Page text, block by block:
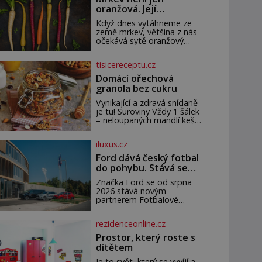
oranžová. Její
neuvěřitelný příběh
začíná fialovou barvou
Když dnes vytáhneme ze
země mrkev, většina z nás
očekává sytě oranžový
možné, jen ne oranžová. Je
fialová, žlutá, bílá, někdy
dokonce téměř černá. Až
díky stovkám let pečlivého
šlechtění se z ní stává
zelenina, bez které si
českou zahradu ani
tisicereceptu.cz
Domácí ořechová
granola bez cukru
Vynikající a zdravá snídaně
je tu! Suroviny Vždy 1 šálek
– neloupaných mandlí kešu
semínek dýně rozinek 3
šálky ovesných vloček 1
lžíce mlet
iluxus.cz
Ford dává český fotbal
do pohybu. Stává se
novým partnerem
FAČR
Značka Ford se od srpna
2026 stává novým
partnerem Fotbalové
zajistí mobilitu asociace,
reprezentačních týmů i
českého fotbalu v
regionech. Partner
rezidenceonline.cz
Prostor, který roste s
dítětem